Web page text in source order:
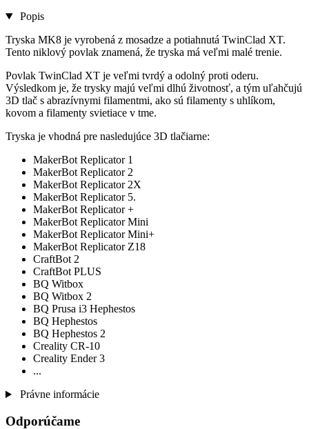
Popis
Tryska MK8 je vyrobená z mosadze a potiahnutá TwinClad XT.
Tento niklový povlak znamená, že tryska má veľmi malé trenie.
Povlak TwinClad XT je veľmi tvrdý a odolný proti oderu.
Výsledkom je, že trysky majú veľmi dlhú životnosť, a tým uľahčujú
3D tlač s abrazívnymi filamentmi, ako sú filamenty s uhlíkom,
kovom a filamenty svietiace v tme.
Tryska je vhodná pre nasledujúce 3D tlačiarne:
MakerBot Replicator 1
MakerBot Replicator 2
MakerBot Replicator 2X
MakerBot Replicator 5.
MakerBot Replicator +
MakerBot Replicator Mini
MakerBot Replicator Mini+
MakerBot Replicator Z18
CraftBot 2
CraftBot PLUS
BQ Witbox
BQ Witbox 2
BQ Prusa i3 Hephestos
BQ Hephestos
BQ Hephestos 2
Creality CR-10
Creality Ender 3
...
Právne informácie
Odporúčame